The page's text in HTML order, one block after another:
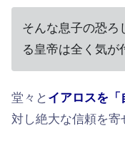
そんな息子の恐ろ
る皇帝は全く気が
堂々と イアロスを「
対し絶大な信頼を寄